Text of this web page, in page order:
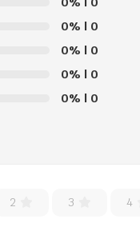
0% | 0
0% | 0
0% | 0
0% | 0
2 3 4